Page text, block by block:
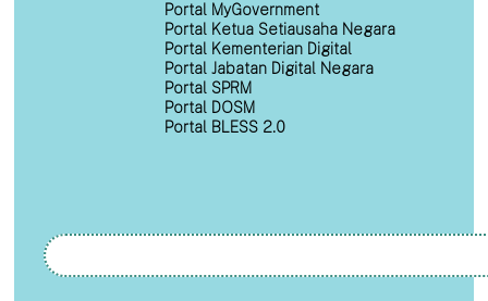
Portal MyGovernment
Portal Ketua Setiausaha Negara
Portal Kementerian Digital
Portal Jabatan Digital Negara
Portal SPRM
Portal DOSM
Portal BLESS 2.0